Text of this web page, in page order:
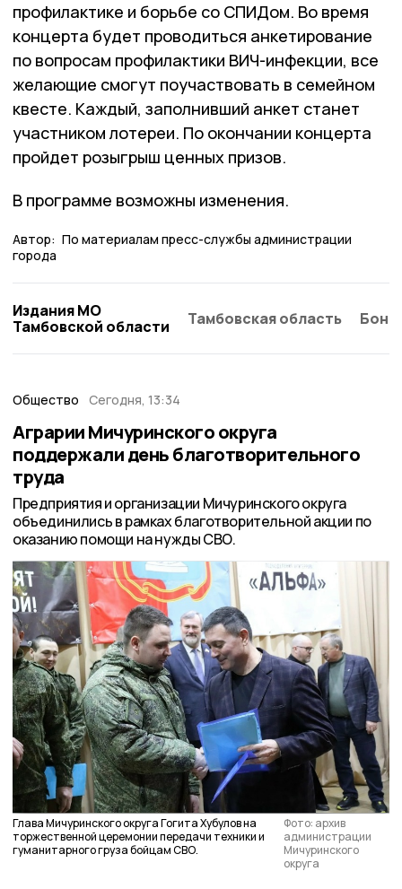
профилактике и борьбе со СПИДом. Во время
концерта будет проводиться анкетирование
по вопросам профилактики ВИЧ-инфекции, все
желающие смогут поучаствовать в семейном
квесте. Каждый, заполнивший анкет станет
участником лотереи. По окончании концерта
пройдет розыгрыш ценных призов.
В программе возможны изменения.
Автор: По материалам пресс-службы администрации
города
Издания МО
Тамбовской области
Тамбовская область
Общество Сегодня, 13:34
Аграрии Мичуринского округа
поддержали день благотворительного
труда
Предприятия и организации Мичуринского округа
объединились в рамках благотворительной акции по
оказанию помощи на нужды СВО.
Глава Мичуринского округа Гогита Хубулов на
торжественной церемонии передачи техники и
гуманитарного груза бойцам СВО.
Фото: архив
администрации
Мичуринского
округа